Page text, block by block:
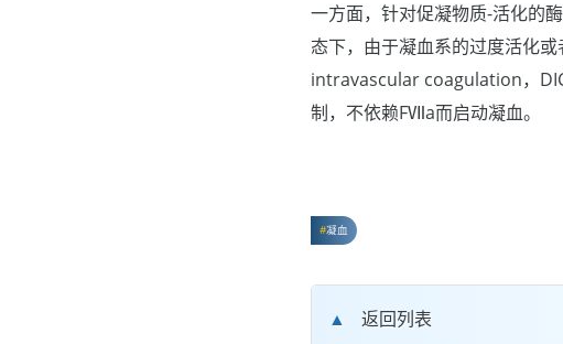
一方面，针对促凝物质-活化的
态下，由于凝血系的过度活化
intravascular coagulation，
制，不依赖FⅦa而启动凝血。
凝血
返回列表